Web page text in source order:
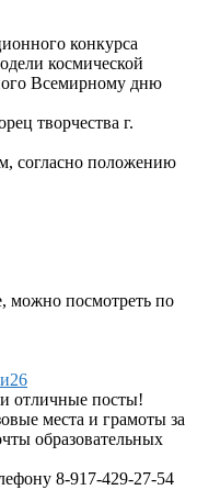
конкурса
космической
Всемирному дню
творчества г.
согласно положению
можно посмотреть по
и отличные посты!
места и грамоты за
образовательных
8-917-429-27-54